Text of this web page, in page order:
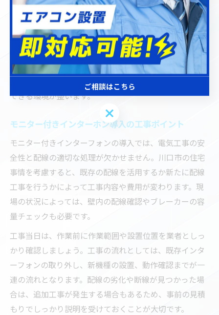
が簡単なモデルが安心です。川口市の電気工事業者で
は、各家庭のニーズに合わせた製品提案や見積もりの相
談が可能です。
防犯性を高めるインターフォンを選ぶ際は、費用や設置
後のアフターサービスも重要な判断材料となります。信
頼できる業者に依頼することで、工事後も安心して利用
できる環境が整います。
モニター付きインターホン導入の工事ポイント
モニター付きインターフォンの導入では、電気工事の安
全性と配線の適切な処理が欠かせません。川口市の住宅
事情を考慮すると、既存の配線を活用するか新たに配線
工事を行うかによって工事内容や費用が変わります。現
場の状況によっては、壁内の配線確認やブレーカーの容
量チェックも必要です。
工事当日は、作業前に作業範囲や設置位置を業者としっ
かり確認しましょう。工事の流れとしては、既存インタ
ーフォンの取り外し、新機種の設置、動作確認までが一
連の流れとなります。配線の劣化や断線が見つかった場
合は、追加工事が発生する場合もあるため、事前の見積
もりでしっかり説明を受けておくことが大切です。
ご相談はこちら
ご相談はこちら